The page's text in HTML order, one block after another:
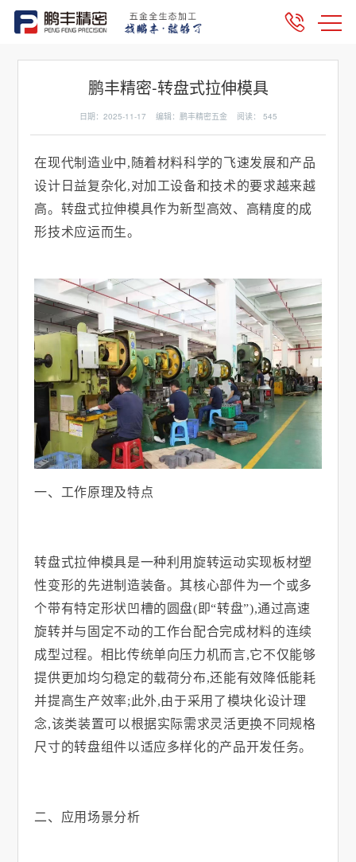
鹏丰精密-转盘式拉伸模具
日期：2025-11-17 编辑：鹏丰精密五金 阅读： 545
在现代制造业中, 随着材料科学的飞速发展和产品
设计日益复杂化,对加工设备和技术的要求越来越
高。转盘式拉伸模具作为新型高效、高精度的成
形技术应运而生。
一、工作原理及特点
转盘式拉伸模具是一种利用旋转运动实现板材塑
性变形的先进制造装备。其核心部件为一个或多
个带有特定形状凹槽的圆盘( 即“转盘”),通过高速
旋转并与固定不动的工作台配合完成材料的连续
成型过程。相比传统单向压力机而言,它不仅能够
提供更加均匀稳定的载荷分布,还能有效降低能耗
并提高生产效率; 此外,由于采用了模块化设计理
念,该类装置可以根据实际需求灵活更换不同规格
尺寸的转盘组件以适应多样化的产品开发任务。
二、应用场景分析